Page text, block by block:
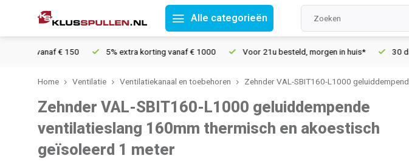
Alle categorieën
vanaf € 150 5% extra korting vanaf € 1000 Voor 21u besteld, morgen in huis* 30
Home Ventilatie Ventilatiekanaal en toebehoren Zehnder VAL-SBIT160-L1000
Zehnder VAL-SBIT160-L1000 geluiddempende
ventilatieslang 160mm thermisch en akoestisch
geïsoleerd 1 meter